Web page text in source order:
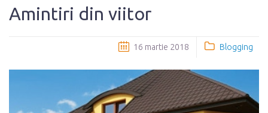
Amintiri din viitor
16 martie 2018 Blogging